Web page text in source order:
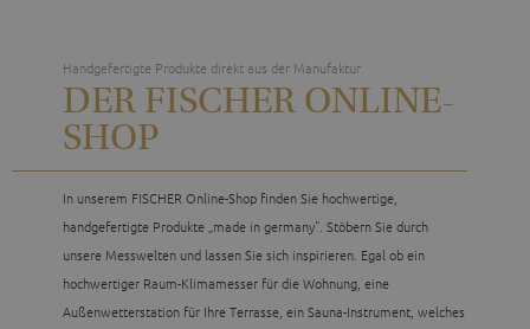
Handgefertigte Produkte direkt aus der Manufaktur
DER FISCHER ONLINE-
SHOP
In unserem FISCHER Online-Shop finden Sie hochwertige,
handgefertigte Produkte „made in germany“. Stöbern Sie durch
unsere Messwelten und lassen Sie sich inspirieren. Egal ob ein
hochwertiger Raum-Klimamesser für die Wohnung, eine
Außenwetterstation für Ihre Terrasse, ein Sauna-Instrument, welches